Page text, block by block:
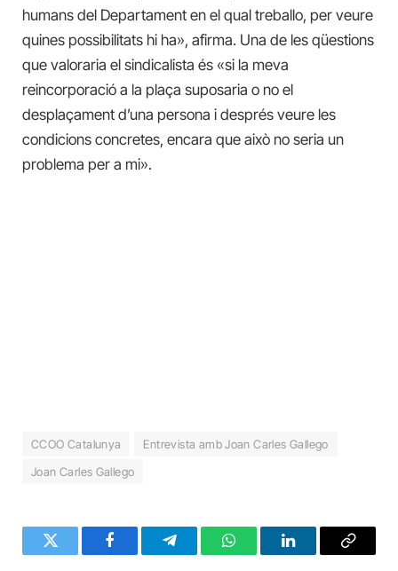
humans del Departament en el qual treballo, per veure
quines possibilitats hi ha», afirma. Una de les qüestions
que valoraria el sindicalista és «si la meva
reincorporació a la plaça suposaria o no el
desplaçament d’una persona i després veure les
condicions concretes, encara que això no seria un
problema per a mi».
CCOO Catalunya
Entrevista amb Joan Carles Gallego
Joan Carles Gallego
Twitter FacebookTelegramWhatsAppLinkedInCopy